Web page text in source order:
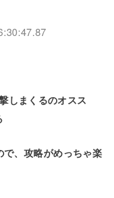
しまくるのオスス
、攻略がめっちゃ楽